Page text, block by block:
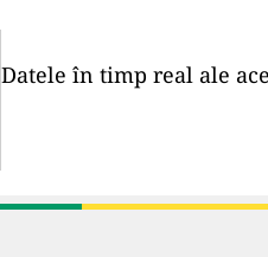
Datele în timp real ale